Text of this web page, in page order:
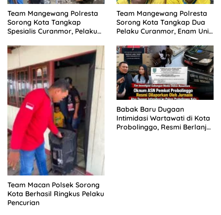
Team Mangewang Polresta
Sorong Kota Tangkap
Spesialis Curanmor, Pelaku
Team Mangewang Polresta
Sorong Kota Tangkap Dua
Pelaku Curanmor, Enam Unit
Team Macan Polsek Sorong
Kota Berhasil Ringkus Pelaku
Pencurian
Babak Baru Dugaan
Intimidasi Wartawati di Kota
Probolinggo, Resmi Berlanjut